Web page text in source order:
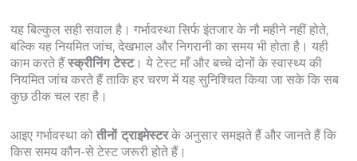
यह बिल्कुल सही सवाल है। गर्भावस्था सिर्फ इंतजार के नौ महीने नहीं होते,
बल्कि यह नियमित जांच, देखभाल और निगरानी का समय भी होता है। यही
काम करते हैंस्क्रीनिंग टेस्ट। ये टेस्ट माँ और बच्चे दोनों के स्वास्थ्य की
नियमित जांच करते हैं ताकि हर चरण में यह सुनिश्चित किया जा सके कि सब
कुछ ठीक चल रहा है।
आइए गर्भावस्था को तीनों ट्राइमेस्टरके अनुसार समझते हैं और जानते हैं कि
किस समय कौन-से टेस्ट जरूरी होते हैं।